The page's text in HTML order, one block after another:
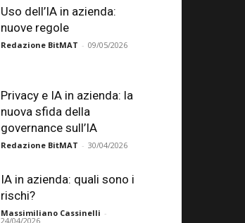
Uso dell’IA in azienda:
nuove regole
Redazione BitMAT - 09/05/2026
Privacy e IA in azienda: la
nuova sfida della
governance sull’IA
Redazione BitMAT - 30/04/2026
IA in azienda: quali sono i
rischi?
Massimiliano Cassinelli -
24/04/2026